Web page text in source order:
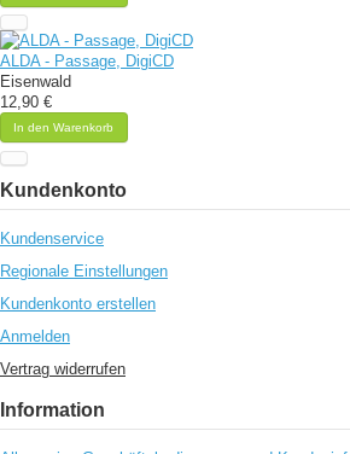
ALDA - Passage, DigiCD
Eisenwald
12,90 €
In den Warenkorb
Kundenkonto
Kundenservice
Regionale Einstellungen
Kundenkonto erstellen
Anmelden
Vertrag widerrufen
Information